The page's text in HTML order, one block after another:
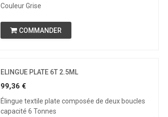
Couleur Grise
COMMANDER
ELINGUE PLATE 6T 2.5ML
99,36 €
Élingue textile plate composée de deux boucles
capacité 6 Tonnes